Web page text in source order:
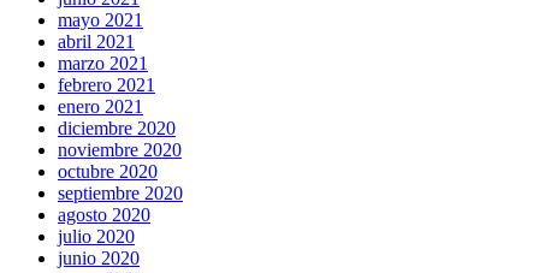
mayo 2021
abril 2021
marzo 2021
febrero 2021
enero 2021
diciembre 2020
noviembre 2020
octubre 2020
septiembre 2020
agosto 2020
julio 2020
junio 2020